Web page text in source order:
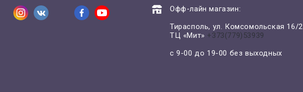
Офф-лайн магазин:
Тирасполь, ул. Комсомольская 16/2
ТЦ «Мит» +373(779)53939
с 9-00 до 19-00 без выходных